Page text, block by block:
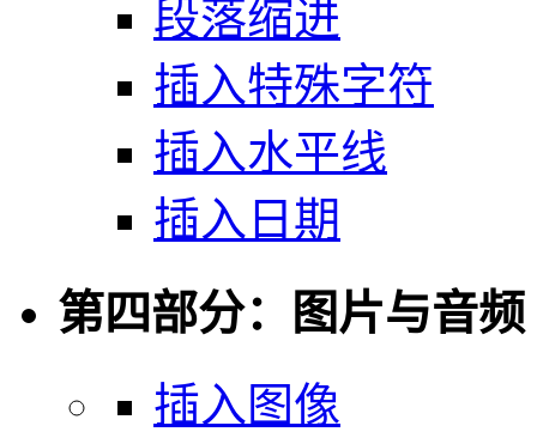
段落缩进
插入特殊字符
插入水平线
插入日期
第四部分：图片与音频
插入图像